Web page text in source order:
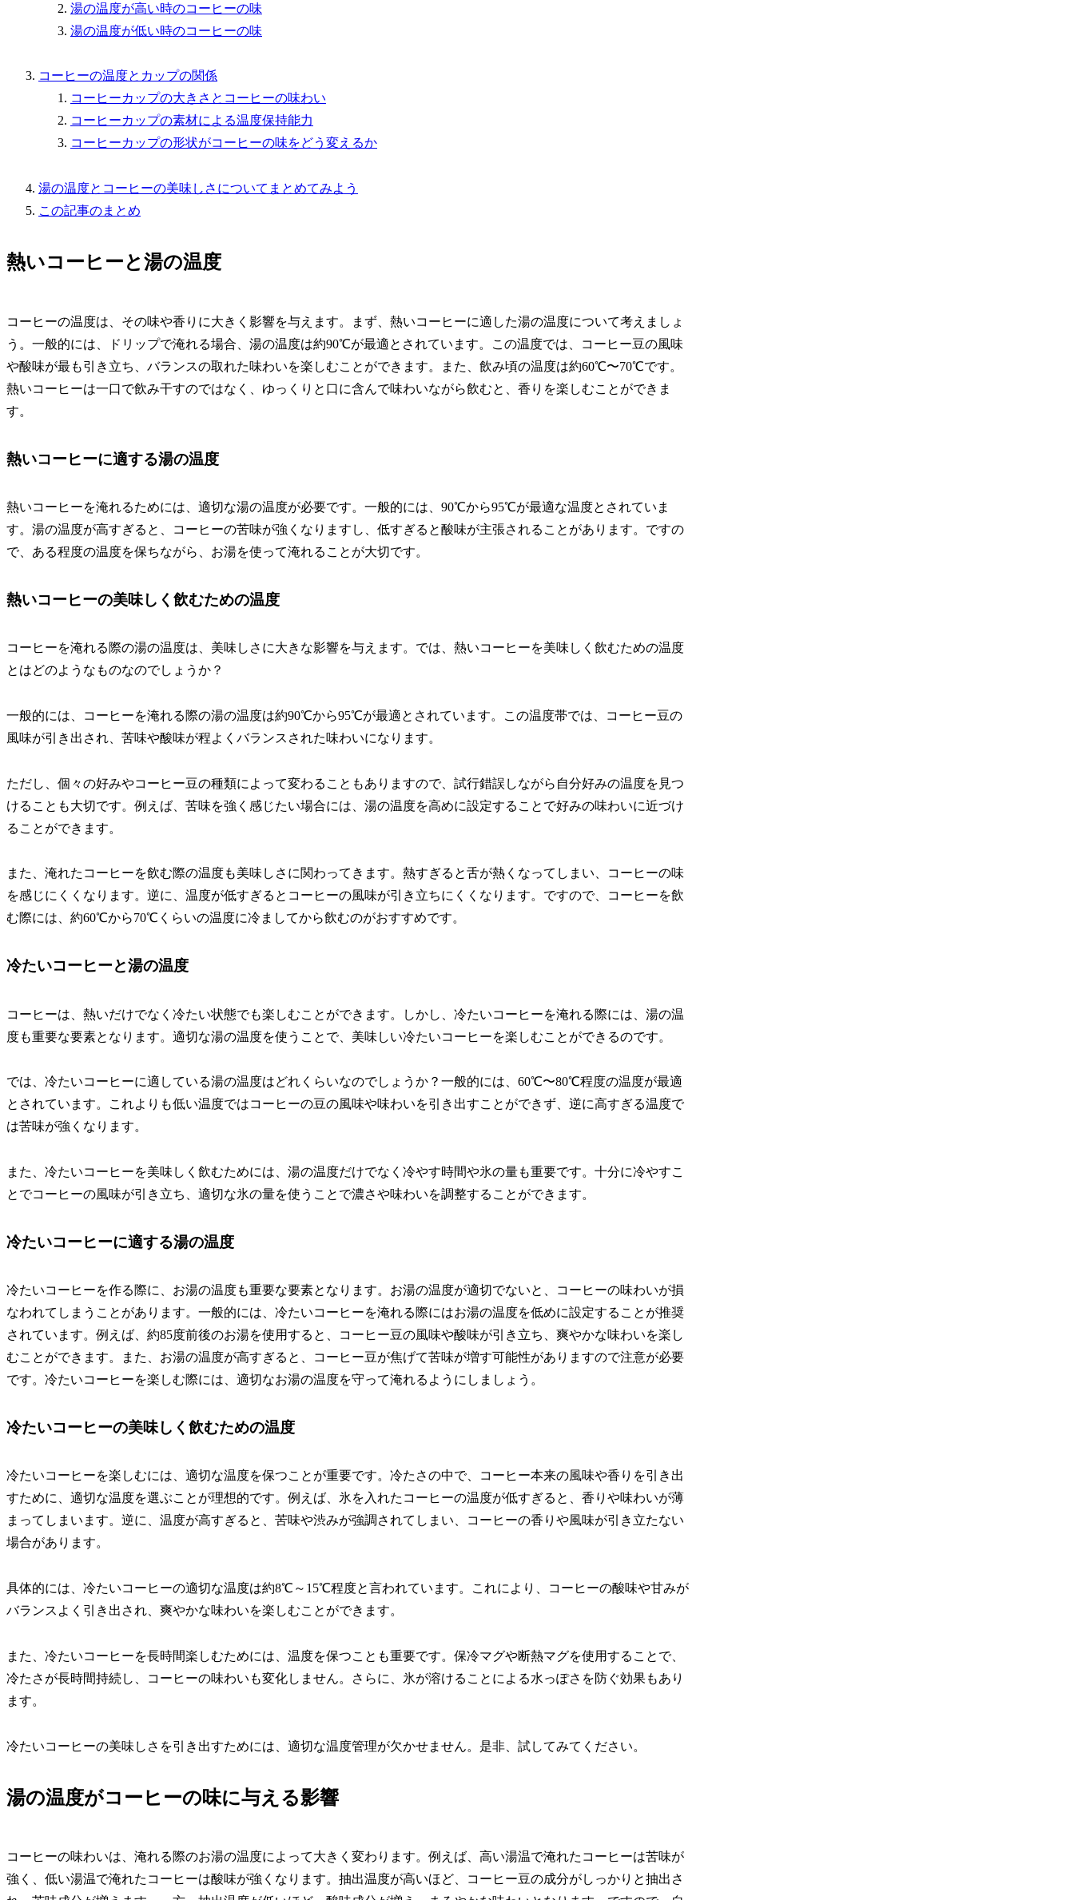
湯の温度が高い時のコーヒーの味
湯の温度が低い時のコーヒーの味
コーヒーの温度とカップの関係
コーヒーカップの大きさとコーヒーの味わい
コーヒーカップの素材による温度保持能力
コーヒーカップの形状がコーヒーの味をどう変えるか
湯の温度とコーヒーの美味しさについてまとめてみよう
この記事のまとめ
熱いコーヒーと湯の温度
コーヒーの温度は、その味や香りに大きく影響を与えます。まず、熱いコーヒーに適した湯の温度について考えましょ
う。一般的には、ドリップで淹れる場合、湯の温度は約90℃が最適とされています。この温度では、コーヒー豆の風味
や酸味が最も引き立ち、バランスの取れた味わいを楽しむことができます。また、飲み頃の温度は約60℃〜70℃です。
熱いコーヒーは一口で飲み干すのではなく、ゆっくりと口に含んで味わいながら飲むと、香りを楽しむことができま
す。
熱いコーヒーに適する湯の温度
熱いコーヒーを淹れるためには、適切な湯の温度が必要です。一般的には、90℃から95℃が最適な温度とされていま
す。湯の温度が高すぎると、コーヒーの苦味が強くなりますし、低すぎると酸味が主張されることがあります。ですの
で、ある程度の温度を保ちながら、お湯を使って淹れることが大切です。
熱いコーヒーの美味しく飲むための温度
コーヒーを淹れる際の湯の温度は、美味しさに大きな影響を与えます。では、熱いコーヒーを美味しく飲むための温度
とはどのようなものなのでしょうか？
一般的には、コーヒーを淹れる際の湯の温度は約90℃から95℃が最適とされています。この温度帯では、コーヒー豆の
風味が引き出され、苦味や酸味が程よくバランスされた味わいになります。
ただし、個々の好みやコーヒー豆の種類によって変わることもありますので、試行錯誤しながら自分好みの温度を見つ
けることも大切です。例えば、苦味を強く感じたい場合には、湯の温度を高めに設定することで好みの味わいに近づけ
ることができます。
また、淹れたコーヒーを飲む際の温度も美味しさに関わってきます。熱すぎると舌が熱くなってしまい、コーヒーの味
を感じにくくなります。逆に、温度が低すぎるとコーヒーの風味が引き立ちにくくなります。ですので、コーヒーを飲
む際には、約60℃から70℃くらいの温度に冷ましてから飲むのがおすすめです。
冷たいコーヒーと湯の温度
コーヒーは、熱いだけでなく冷たい状態でも楽しむことができます。しかし、冷たいコーヒーを淹れる際には、湯の温
度も重要な要素となります。適切な湯の温度を使うことで、美味しい冷たいコーヒーを楽しむことができるのです。
では、冷たいコーヒーに適している湯の温度はどれくらいなのでしょうか？一般的には、60℃〜80℃程度の温度が最適
とされています。これよりも低い温度ではコーヒーの豆の風味や味わいを引き出すことができず、逆に高すぎる温度で
は苦味が強くなります。
また、冷たいコーヒーを美味しく飲むためには、湯の温度だけでなく冷やす時間や氷の量も重要です。十分に冷やすこ
とでコーヒーの風味が引き立ち、適切な氷の量を使うことで濃さや味わいを調整することができます。
冷たいコーヒーに適する湯の温度
冷たいコーヒーを作る際に、お湯の温度も重要な要素となります。お湯の温度が適切でないと、コーヒーの味わいが損
なわれてしまうことがあります。一般的には、冷たいコーヒーを淹れる際にはお湯の温度を低めに設定することが推奨
されています。例えば、約85度前後のお湯を使用すると、コーヒー豆の風味や酸味が引き立ち、爽やかな味わいを楽し
むことができます。また、お湯の温度が高すぎると、コーヒー豆が焦げて苦味が増す可能性がありますので注意が必要
です。冷たいコーヒーを楽しむ際には、適切なお湯の温度を守って淹れるようにしましょう。
冷たいコーヒーの美味しく飲むための温度
冷たいコーヒーを楽しむには、適切な温度を保つことが重要です。冷たさの中で、コーヒー本来の風味や香りを引き出
すために、適切な温度を選ぶことが理想的です。例えば、氷を入れたコーヒーの温度が低すぎると、香りや味わいが薄
まってしまいます。逆に、温度が高すぎると、苦味や渋みが強調されてしまい、コーヒーの香りや風味が引き立たない
場合があります。
具体的には、冷たいコーヒーの適切な温度は約8℃～15℃程度と言われています。これにより、コーヒーの酸味や甘みが
バランスよく引き出され、爽やかな味わいを楽しむことができます。
また、冷たいコーヒーを長時間楽しむためには、温度を保つことも重要です。保冷マグや断熱マグを使用することで、
冷たさが長時間持続し、コーヒーの味わいも変化しません。さらに、氷が溶けることによる水っぽさを防ぐ効果もあり
ます。
冷たいコーヒーの美味しさを引き出すためには、適切な温度管理が欠かせません。是非、試してみてください。
湯の温度がコーヒーの味に与える影響
コーヒーの味わいは、淹れる際のお湯の温度によって大きく変わります。例えば、高い湯温で淹れたコーヒーは苦味が
強く、低い湯温で淹れたコーヒーは酸味が強くなります。抽出温度が高いほど、コーヒー豆の成分がしっかりと抽出さ